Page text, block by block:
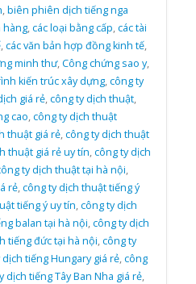
,biên phiên dịch tiếng nga
hàng,các loại bằng cấp,các tài
,các văn bản hợp đồng kinh tế,
minh thư,Công chứng sao y,
kiến trúc xây dựng,công ty
giá rẻ,công ty dịch thuật,
cao,công ty dịch thuật
thuật giá rẻ,công ty dịch thuật
thuật giá rẻ uy tín,công ty dịch
ty dịch thuật tại hà nội,
rẻ,công ty dịch thuật tiếng ý
tiếng ý uy tín,công ty dịch
balan tại hà nội,công ty dịch
tiếng đức tại hà nội,công ty
tiếng Hungary giá rẻ,công
dịch tiếng Tây Ban Nha giá rẻ,